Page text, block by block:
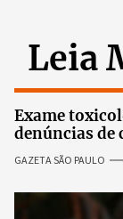
Leia
Exame
denúncias de
revolta entre
GAZETA SÃO PAULO